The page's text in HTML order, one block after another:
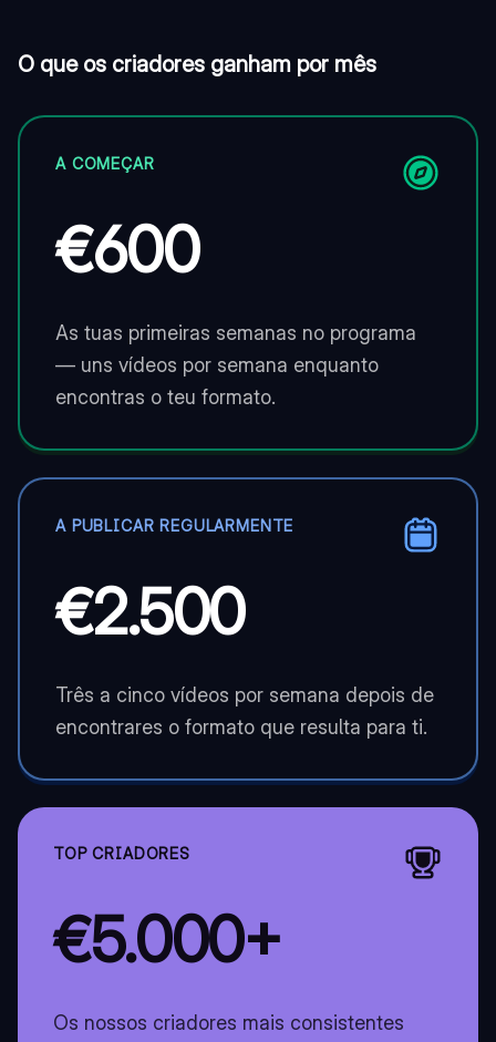
O que os criadores ganham por mês
A COMEÇAR
€600
As tuas primeiras semanas no programa
— uns vídeos por semana enquanto
encontras o teu formato.
A PUBLICAR REGULARMENTE
€2.500
Três a cinco vídeos por semana depois de
encontrares o formato que resulta para ti.
TOP CRIADORES
€5.000+
Os nossos criadores mais consistentes